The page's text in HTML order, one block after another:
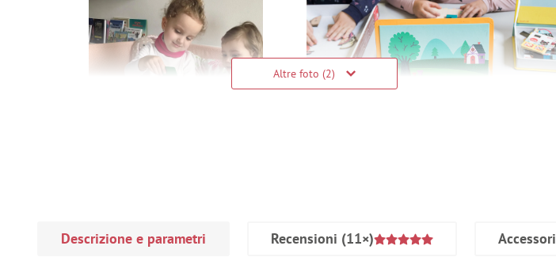
Altre foto (2)
Descrizione e parametri Recensioni (11×) Accessori